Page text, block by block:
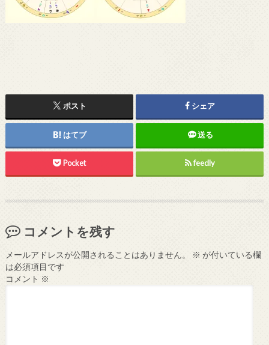
ポスト シェア
はてブ 送る
Pocket feedly
コメントを残す
メールアドレスが公開されることはありません。 ※ が付いている欄
は必須項目です
コメント ※